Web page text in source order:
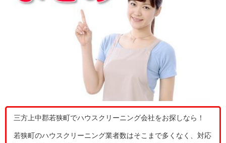
三方上中郡若狭町でハウスクリーニング会社をお探しなら！
若狭町のハウスクリーニング業者数はそこまで多くなく、対応